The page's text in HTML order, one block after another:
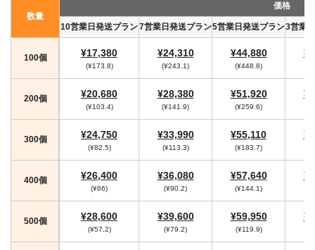
数量
価格
10営業日発送プラン7営業日発送プラン5営業日発送プラン3営業
100個 ¥17,380
(¥173.8)
¥24,310
(¥243.1)
¥44,880
(¥448.8)
200個 ¥20,680
(¥103.4)
¥28,380
(¥141.9)
¥51,920
(¥259.6)
300個 ¥24,750
(¥82.5)
¥33,990
(¥113.3)
¥55,110
(¥183.7)
400個 ¥26,400
(¥66)
¥36,080
(¥90.2)
¥57,640
(¥144.1)
500個 ¥28,600
(¥57.2)
¥39,600
(¥79.2)
¥59,950
(¥119.9)